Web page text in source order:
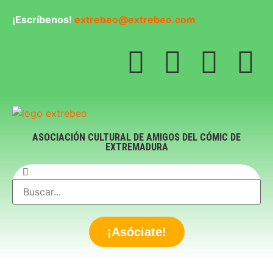
¡Escríbenos! extrebeo@extrebeo.com
ASOCIACIÓN CULTURAL DE AMIGOS DEL CÓMIC DE
EXTREMADURA
¡Asóciate!